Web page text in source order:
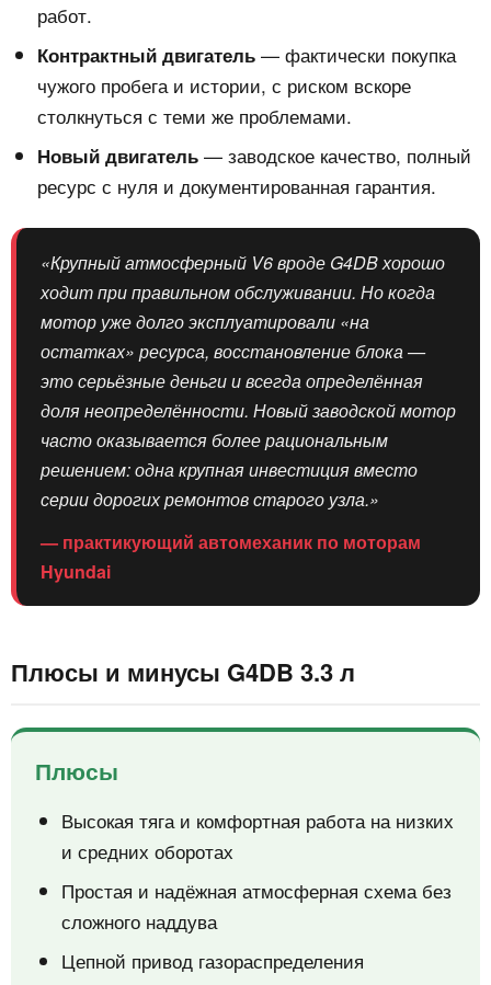
работ.
Контрактный двигатель — фактически покупка
чужого пробега и истории, с риском вскоре
столкнуться с теми же проблемами.
Новый двигатель — заводское качество, полный
ресурс с нуля и документированная гарантия.
«Крупный атмосферный V6 вроде G4DB хорошо
ходит при правильном обслуживании. Но когда
мотор уже долго эксплуатировали «на
остатках» ресурса, восстановление блока —
это серьёзные деньги и всегда определённая
доля неопределённости. Новый заводской мотор
часто оказывается более рациональным
решением: одна крупная инвестиция вместо
серии дорогих ремонтов старого узла.»
— практикующий автомеханик по моторам
Hyundai
Плюсы и минусы G4DB 3.3 л
Плюсы
Высокая тяга и комфортная работа на низких
и средних оборотах
Простая и надёжная атмосферная схема без
сложного наддува
Цепной привод газораспределения